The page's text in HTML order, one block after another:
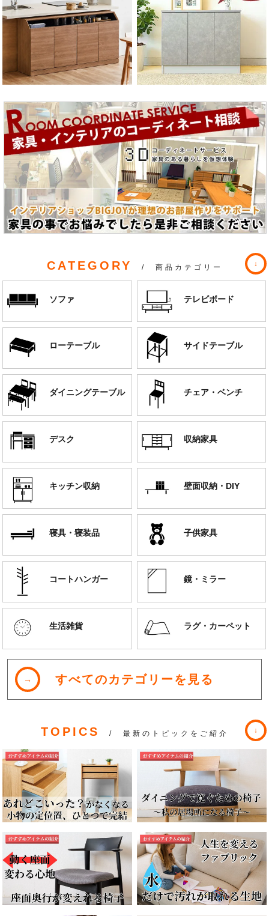
CATEGORY / 商品カテゴリー
ソファ テレビボード
ローテーブル サイドテーブル
ダイニングテーブル チェア・ベンチ
デスク 収納家具
キッチン収納 壁面収納・DIY
寝具・寝装品 子供家具
コートハンガー 鏡・ミラー
生活雑貨 ラグ・カーペット
すべてのカテゴリーを見る
TOPICS / 最新のトピックをご紹介